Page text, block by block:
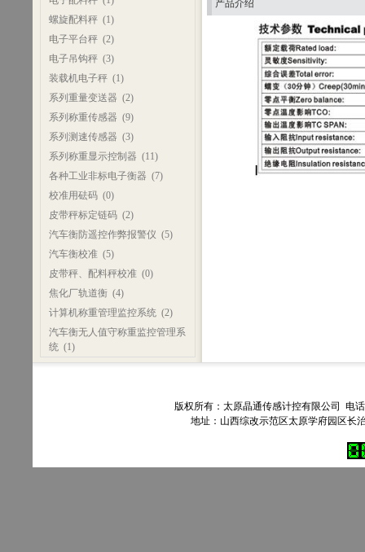
螺旋配料秤(1)
电子平台秤(2)
电子吊钩秤(3)
装载机电子秤(1)
系列重量变送器 (2)
系列称重传感器 (9)
系列测速传感器 (3)
系列称重显示控制器 (11)
各种工业非标电子衡器 (7)
校准用砝码(0)
皮带秤标定链码(2)
汽车衡防遥控作弊报警仪 (5)
汽车衡校准(5)
皮带秤、配料秤校准(0)
焦化厂轨道衡(4)
计算机称重管理监控系统(2)
汽车衡无人值守称重监控管理系
统(1)
产品介绍
版权所有：太原晶通传感计控有限公司 电
地址：山西综改示范区太原学府园区长